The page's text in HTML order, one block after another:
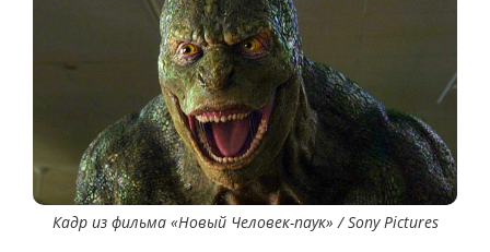
Кадр из фильма «Новый Человек-паук» / Sony Pictures